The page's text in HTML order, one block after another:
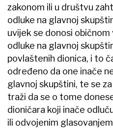
zakonom ili u društvu
odluke na glavnoj
uvijek se donosi
odluke na glavnoj
povlaštenih dionica, i to
određeno da one inače
glavnoj skupštini, te se
traži da se o tome
dioničara koji inače
ili odvojenim